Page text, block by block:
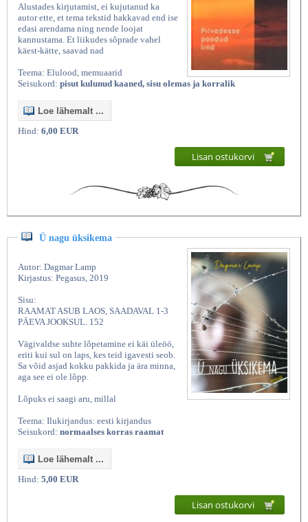
Alustades kirjutamist, ei kujutanud ka
autor ette, et tema tekstid hakkavad end ise
edasi arendama ning nende loojat
kannustama. Et liikudes sõprade vahel
käest-kätte, saavad nad
Teema: Elulood, memuaarid
Seisukord: pisut kulunud kaaned, sisu olemas ja korralik
Loe lähemalt ...
Hind: 6,00 EUR
Lisan ostukorvi
Ü nagu üksikema
Autor: Dagmar Lamp
Kirjastus: Pegasus, 2019
Sisu:
RAAMAT ASUB LAOS, SAADAVAL 1-3
PÄEVA JOOKSUL. 152
Vägivaldse suhte lõpetamine ei käi üleöö,
eriti kui sul on laps, kes teid igavesti seob.
Sa võid asjad kokku pakkida ja ära minna,
aga see ei ole lõpp.
Lõpuks ei saagi aru, millal
Teema: Ilukirjandus: eesti kirjandus
Seisukord: normaalses korras raamat
Loe lähemalt ...
Hind: 5,00 EUR
Lisan ostukorvi